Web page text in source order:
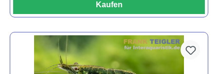
Kaufen